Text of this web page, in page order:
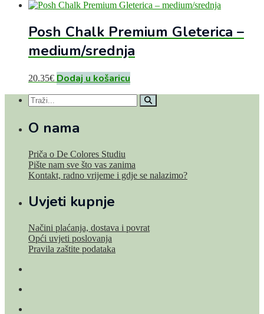
Posh Chalk Premium Gleterica –
medium/srednja
20.35€ Dodaj u košaricu
O nama
Priča o De Colores Studiu
Pište nam sve što vas zanima
Kontakt, radno vrijeme i gdje se nalazimo?
Uvjeti kupnje
Načini plaćanja, dostava i povrat
Opći uvjeti poslovanja
Pravila zaštite podataka